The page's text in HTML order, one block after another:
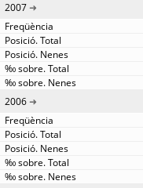
2007
2006